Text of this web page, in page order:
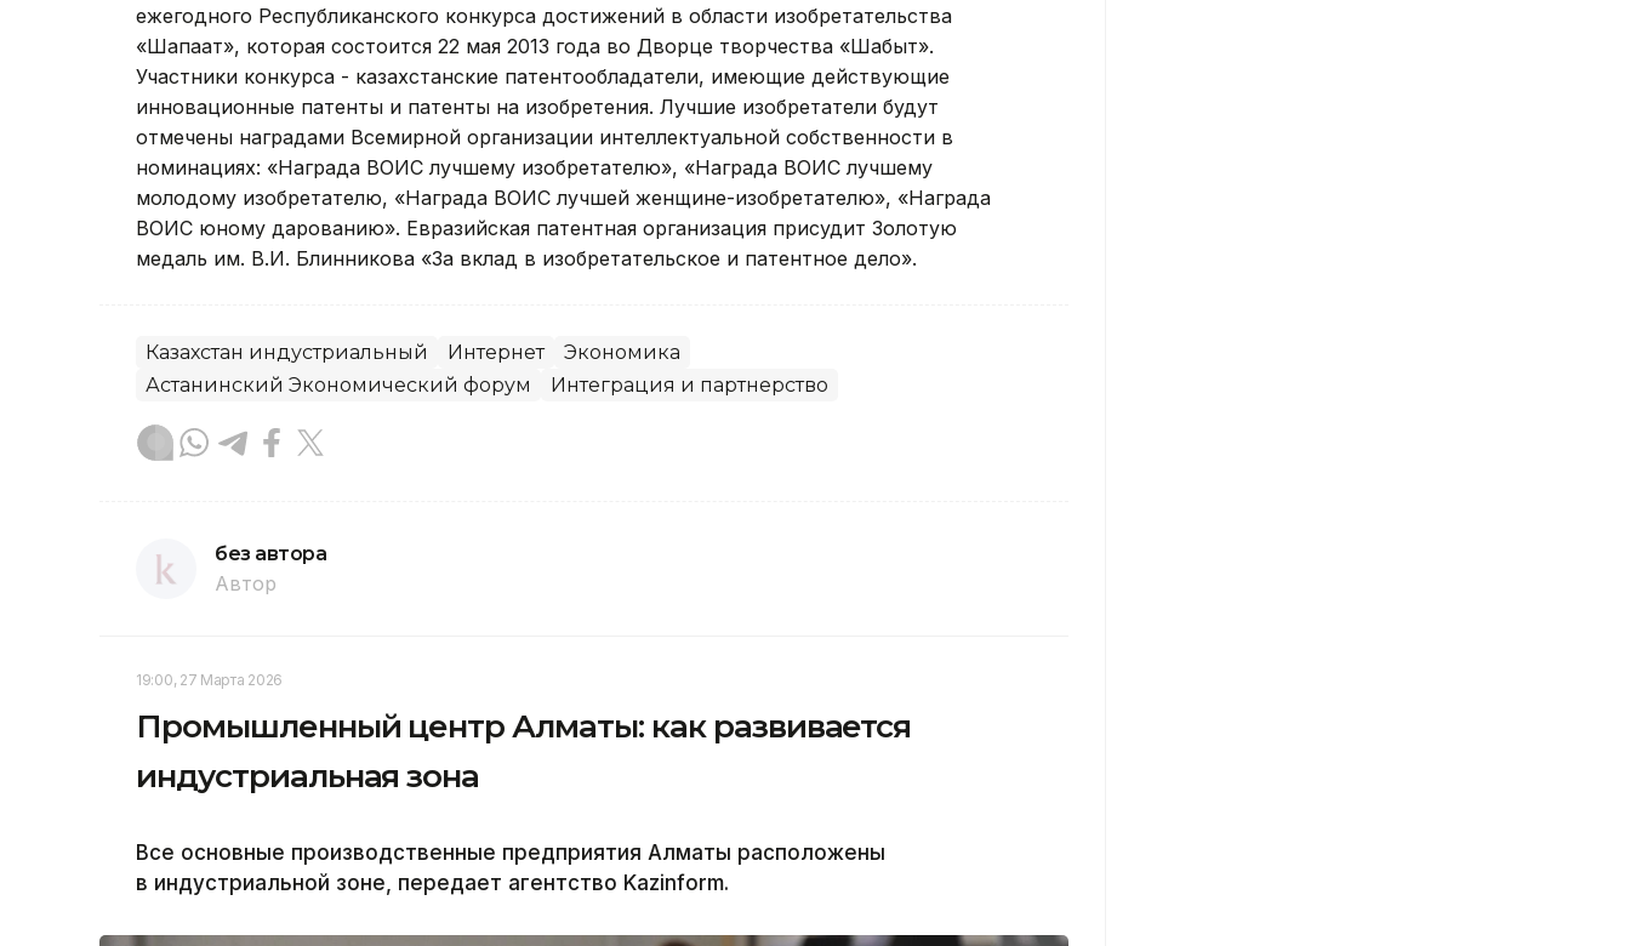
ежегодного Республиканского конкурса достижений в области изобретательства
«Шапағат», которая состоится 22 мая 2013 года во Дворце творчества «Шабыт».
Участники конкурса - казахстанские патентообладатели, имеющие действующие
инновационные патенты и патенты на изобретения. Лучшие изобретатели будут
отмечены наградами Всемирной организации интеллектуальной собственности в
номинациях: «Награда ВОИС лучшему изобретателю», «Награда ВОИС лучшему
молодому изобретателю, «Награда ВОИС лучшей женщине-изобретателю», «Награда
ВОИС юному дарованию». Евразийская патентная организация присудит Золотую
медаль им. В.И. Блинникова «За вклад в изобретательское и патентное дело».
Казахстан индустриальный Интернет
Экономика
Астанинский Экономический форум
Интеграция и партнерство
без автора
Автор
19:00, 27 Марта 2026
Промышленный центр Алматы: как развивается
индустриальная зона
Все основные производственные предприятия Алматы расположены
в индустриальной зоне, передает агентство Kazinform.